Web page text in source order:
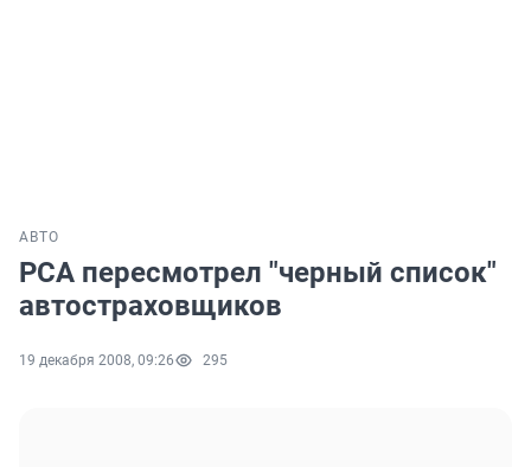
АВТО
РСА пересмотрел "черный список"
автостраховщиков
19 декабря 2008, 09:26 295